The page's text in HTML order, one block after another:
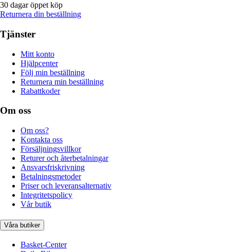
30 dagar öppet köp
Returnera din beställning
Tjänster
Mitt konto
Hjälpcenter
Följ min beställning
Returnera min beställning
Rabattkoder
Om oss
Om oss?
Kontakta oss
Försäljningsvillkor
Returer och återbetalningar
Ansvarsfriskrivning
Betalningsmetoder
Priser och leveransalternativ
Integritetspolicy
Vår butik
Våra butiker
Basket-Center